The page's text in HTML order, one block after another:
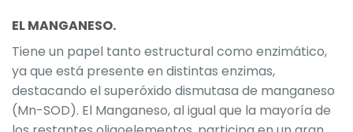
EL MANGANESO.
Tiene un papel tanto estructural como enzimático,
ya que está presente en distintas enzimas,
destacando el superóxido dismutasa de manganeso
(Mn-SOD). El Manganeso, al igual que la mayoría de